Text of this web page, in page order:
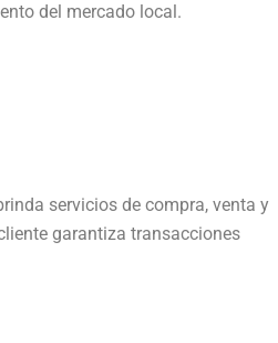
del mercado local.
servicios de compra, venta y
garantiza transacciones